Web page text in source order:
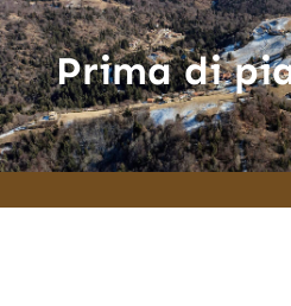
Prima di